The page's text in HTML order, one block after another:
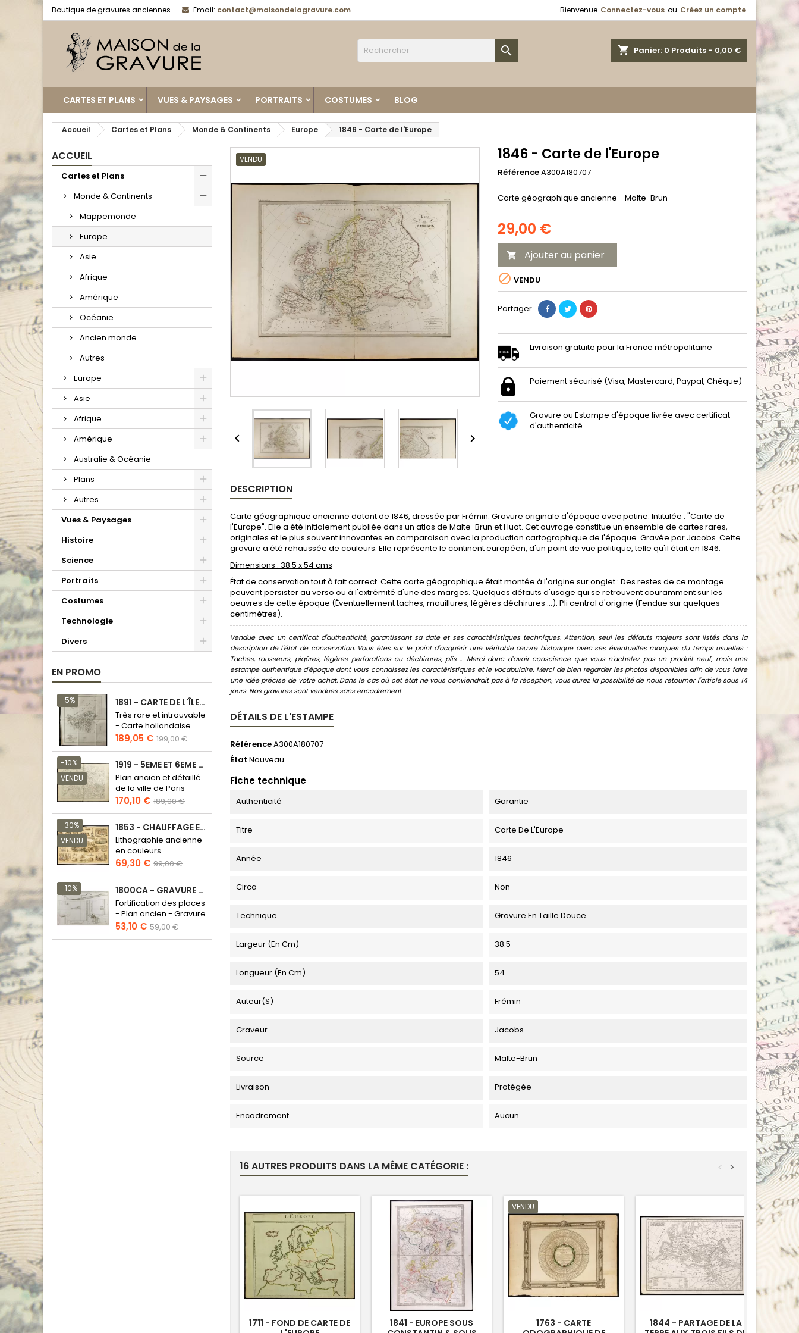
Boutique de gravures anciennes Email: contact@maisondelagravure.com Bienvenue Connectez-vous ou Créez un compte
shopping_cart Panier: 0 Produits - 0,00 €

CARTES ET PLANS VUES & PAYSAGES PORTRAITS COSTUMES BLOG
Accueil Cartes et Plans Monde & Continents Europe 1846 - Carte de l'Europe
ACCUEIL
Cartes et Plans
Monde & Continents
Mappemonde
Europe
Asie
Afrique
Amérique
Océanie
Ancien monde
Autres
Europe
Asie
Afrique
Amérique
Australie & Océanie
Plans
Autres
Vues & Paysages
Histoire
Science
Portraits
Costumes
Technologie
Divers
EN PROMO
-5% 1891 - CARTE DE L'ÎLE DE BORNÉO
Très rare et introuvable
- Carte hollandaise
Prix
189,05 € Prix
de
base
199,00 €
-10%
VENDU
1919 - 5EME ET 6EME ARRONDISSEMENT DE PARIS
Plan ancien et détaillé
de la ville de Paris -
Odéon - Sorbonne
Prix
170,10 € Prix
de
base
189,00 €
-30%
VENDU
1853 - CHAUFFAGE ET ÉCLAIRAGE (LITHOGRAPHIE)
Lithographie ancienne
en couleurs
Prix
69,30 € Prix
de
base
99,00 €
-10% 1800CA - GRAVURE ARCHITECTURE MILITAIRE - ATTAQUE ET DÉFENSE
Fortification des places
- Plan ancien - Gravure
en taille douce
Prix
53,10 € Prix
de
59,00 €
VENDU
 
1846 - Carte de l'Europe
RéférenceA300A180707
Carte géographique ancienne - Malte-Brun
29,00 €
 Ajouter au panier
 VENDU
Partager
Livraison gratuite pour la France métropolitaine
Paiement sécurisé (Visa, Mastercard, Paypal, Chèque)
Gravure ou Estampe d'époque livrée avec certificat
d'authenticité.
DESCRIPTION
Carte géographique ancienne datant de 1846, dressée par Frémin. Gravure originale d'époque avec patine. Intitulée : "Carte de
l'Europe". Elle a été initialement publiée dans un atlas de Malte-Brun et Huot. Cet ouvrage constitue un ensemble de cartes rares,
originales et le plus souvent innovantes en comparaison avec la production cartographique de l'époque. Gravée par Jacobs. Cette
gravure a été rehaussée de couleurs. Elle représente le continent européen, d'un point de vue politique, telle qu'il était en 1846.
Dimensions : 38.5 x 54 cms
État de conservation tout à fait correct. Cette carte géographique était montée à l'origine sur onglet : Des restes de ce montage
peuvent persister au verso ou à l'extrémité d'une des marges. Quelques défauts d'usage qui se retrouvent couramment sur les
oeuvres de cette époque (Éventuellement taches, mouillures, légères déchirures ...). Pli central d'origine (Fendue sur quelques
centimètres).
Vendue avec un certificat d'authenticité, garantissant sa date et ses caractéristiques techniques. Attention, seul les défauts majeurs sont listés dans la
description de l'état de conservation. Vous êtes sur le point d'acquérir une véritable œuvre historique avec ses éventuelles marques du temps usuelles :
Taches, rousseurs, piqûres, légères perforations ou déchirures, plis ... Merci donc d'avoir conscience que vous n'achetez pas un produit neuf, mais une
estampe authentique d'époque dont vous connaissez les caractéristiques et le vocabulaire. Merci de bien regarder les photos disponibles afin de vous faire
une idée précise de votre achat. Dans le cas où cet état ne vous conviendrait pas à la réception, vous aurez la possibilité de nous retourner l'article sous 14
jours. Nos gravures sont vendues sans encadrement.
DÉTAILS DE L'ESTAMPE
RéférenceA300A180707
État Nouveau
Fiche technique
Authenticité Garantie
Titre Carte De L'Europe
Année 1846
Circa Non
Technique Gravure En Taille Douce
Largeur (en Cm) 38.5
Longueur (en Cm) 54
Auteur(s) Frémin
Graveur Jacobs
Source Malte-Brun
Livraison Protégée
Encadrement Aucun
16 AUTRES PRODUITS DANS LA MÊME CATÉGORIE : >
<
1711 - FOND DE CARTE DE
1841 - EUROPE SOUS
VENDU
1763 - CARTE
1844 - PARTAGE DE LA
VENDU
1833